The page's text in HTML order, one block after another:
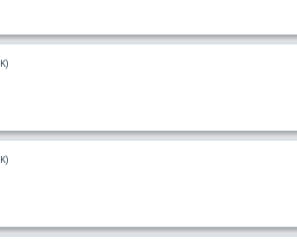
(2.1K بازدید)
(2.1K بازدید)